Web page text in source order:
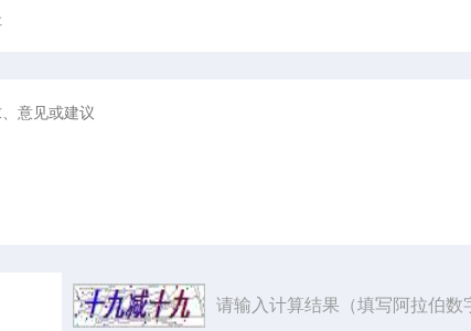
请输入计算结果（填写阿拉伯数